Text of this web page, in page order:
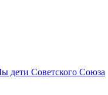
дети Советского Союза